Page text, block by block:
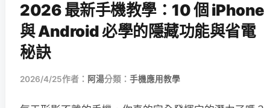
2026 最新手機教學：10 個 iPhone
與 Android 必學的隱藏功能與省電
秘訣
2026/4/25作者： 阿湯分類： 手機應用教學